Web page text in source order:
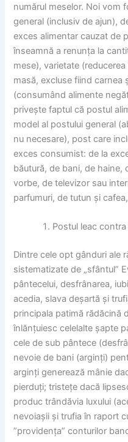
numărul meselor. Noi vom
general (inclusiv de ajun),
exces alimentar cauzat de
înseamnă a renunța la
mese), varietate
masă, excluse fiind carnea
(consumând alimente
privește faptul că postul
model al postului general
nu necesare), post care
exces consumist: de la
băutură, de bani, de haine,
vorbe, de televizor sau
parfumuri, de tutun și
Postul leac
Dintre cele opt gânduri ale
sistematizate de „sfântul”
pântecelui, desfrânarea,
acedia, slava deșartă și
principala patimă rădăcină
înlănțuiesc celelalte șapte
cele de sub pântece
nevoie de bani (arginți)
arginți generează mânie
pierduți; tristețe dacă
produc trândăvia luxului
nevoiașii și trufia în raport
”providența” conturilor